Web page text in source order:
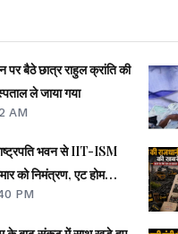
बैठे छात्र राहुल क्रांति की
ले जाया गया
AM
भवन से IIT-ISM
को निमंत्रण, एट होम
PM